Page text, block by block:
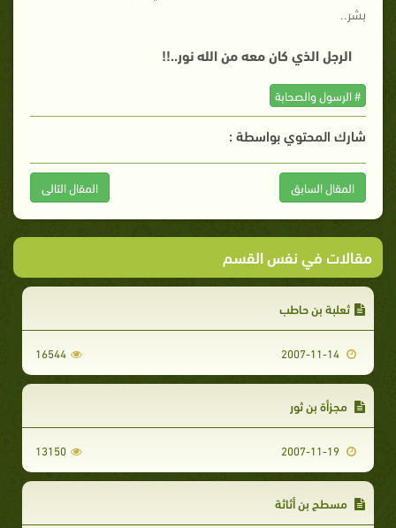
بشر..
الرجل الذي كان معه من الله نور..!!
# الرسول والصحابة
شارك المحتوي بواسطة :
المقال السابق المقال التالى
مقالات في نفس القسم
ثعلبة بن حاطب
16544
مجزأة بن ثور
13150
مسطح بن أثاثة